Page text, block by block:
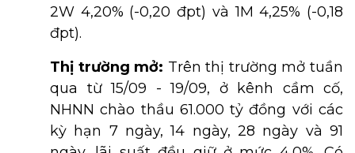
2W 4,20% (-0,20 đpt) và 1M 4,25% (-0,18
đpt).
Thị trường mở: Trên thị trường mở tuần
qua từ 15/09 - 19/09, ở kênh cầm cố,
NHNN chào thầu 61.000 tỷ đồng với các
kỳ hạn 7 ngày, 14 ngày, 28 ngày và 91